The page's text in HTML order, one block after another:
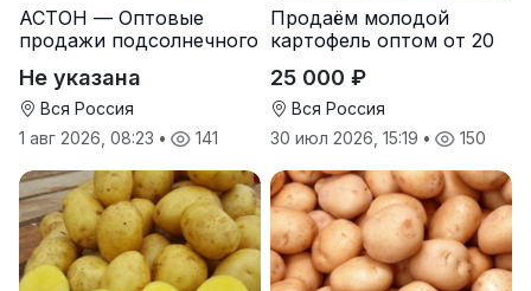
АСТОН — Оптовые
продажи подсолнечного
Экспорт
Не указана
Вся Россия
1 авг 2026, 08:23 • 141
Продаём молодой
картофель оптом от 20
25 000 ₽
Вся Россия
30 июл 2026, 15:19 • 150